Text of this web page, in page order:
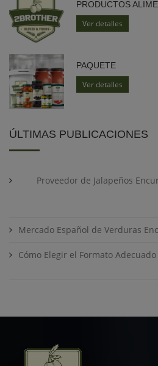
PRODUCTOS
Ver detalles
PAQUETE
Ver detalles
ÚLTIMAS PUBLICACIONES
Proveedor de Jalapeños
Mercado Español de Verduras
Cómo Elegir el Formato